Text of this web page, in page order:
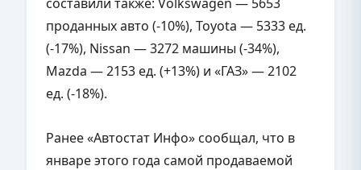
проданных авто (-10%), Toyota — 5333 ед.
(-17%), Nissan — 3272 машины (-34%),
Mazda — 2153 ед. (+13%) и «ГАЗ» — 2102
ед. (-18%).
Ранее «Автостат Инфо» сообщал, что в
январе этого года самой продаваемой